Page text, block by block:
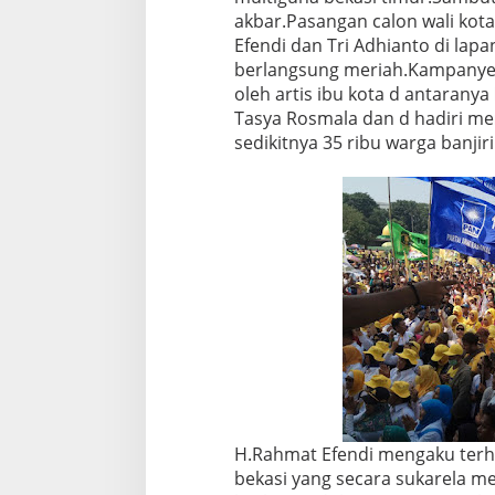
n
y
e
A
k
a
r
akbar.Pasangan calon wali
Efendi dan Tri Adhianto di
berlangsung
oleh artis ibu kota d
Tasya Rosmala dan d hadiri
sedikitnya 35 ribu warga
H.Rahmat Efendi mengaku
bekasi yang secara sukarela